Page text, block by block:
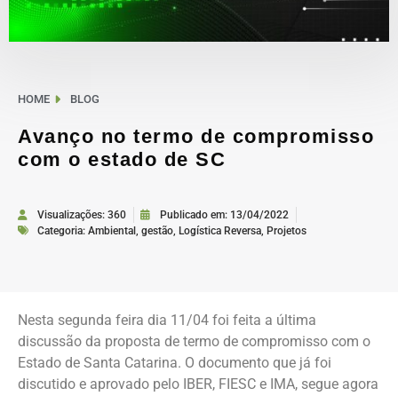
HOME BLOG
Avanço no termo de compromisso
com o estado de SC
Visualizações: 360 Publicado em: 13/04/2022
Categoria: Ambiental , gestão, Logística Reversa, Projetos
Nesta segunda feira dia 11/04 foi feita a última
discussão da proposta de termo de compromisso com o
Estado de Santa Catarina. O documento que já foi
discutido e aprovado pelo IBER, FIESC e IMA, segue agora